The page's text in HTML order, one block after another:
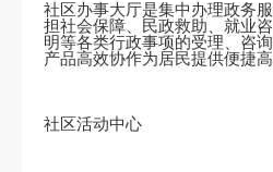
社区办事大厅是集中办理政务
担社会保障、民政救助、就业
明等各类行政事项的受理、咨
产品高效协作为居民提供便捷高
社区活动中心